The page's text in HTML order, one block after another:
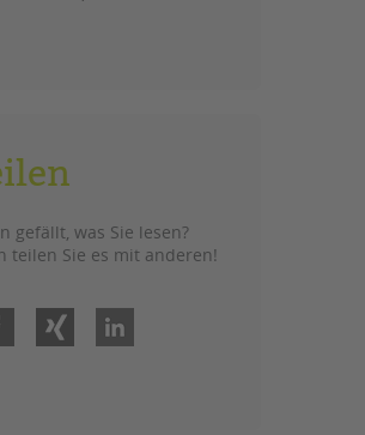
gefällt, was Sie lesen?
teilen Sie es mit anderen!
Facebook